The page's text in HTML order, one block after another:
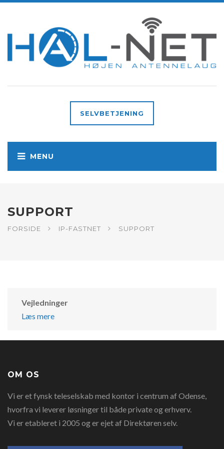
SELVBETJENING
SUPPORT
FORSIDE IP-FASTNET SUPPORT
Vejledninger
Læs mere
OM OS
Vi er et fynsk teleselskab med kontor i centrum af Odense,
hvorfra vi leverer løsninger til både private og erhverv.
Vi er etableret i 2005 og er ejet af Direktøren selv.